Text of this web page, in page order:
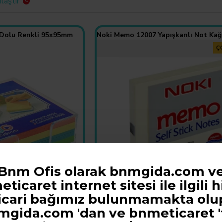
Ofis olarak bnmgida.com
internet sitesi ile ilgili
bağımız bulunmamakta
'dan ve bnmeticaret
Renkli 95x95mm
Noki